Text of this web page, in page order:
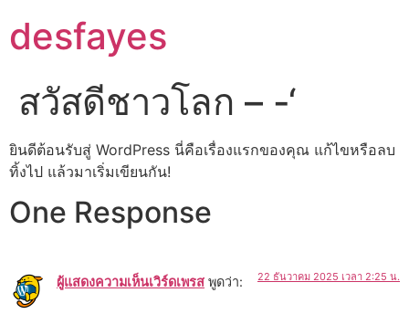
desfayes
สวัสดีชาวโลก – -‘
ยินดีต้อนรับสู่ WordPress นี่คือเรื่องแรกของคุณ แก้ไขหรือลบ
ทิ้งไป แล้วมาเริ่มเขียนกัน!
One Response
ผู้แสดงความเห็นเวิร์ดเพรส พูดว่า: 22 ธันวาคม 2025 เวลา 2:25 น.